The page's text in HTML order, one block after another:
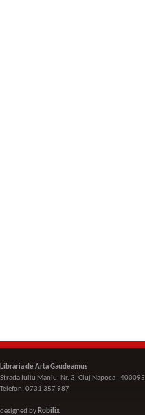
Libraria de Arta Gaudeamus
Strada Iuliu Maniu, Nr. 3, Cluj Napoca - 400095
Telefon: 0731 357 987
designed by Robilix